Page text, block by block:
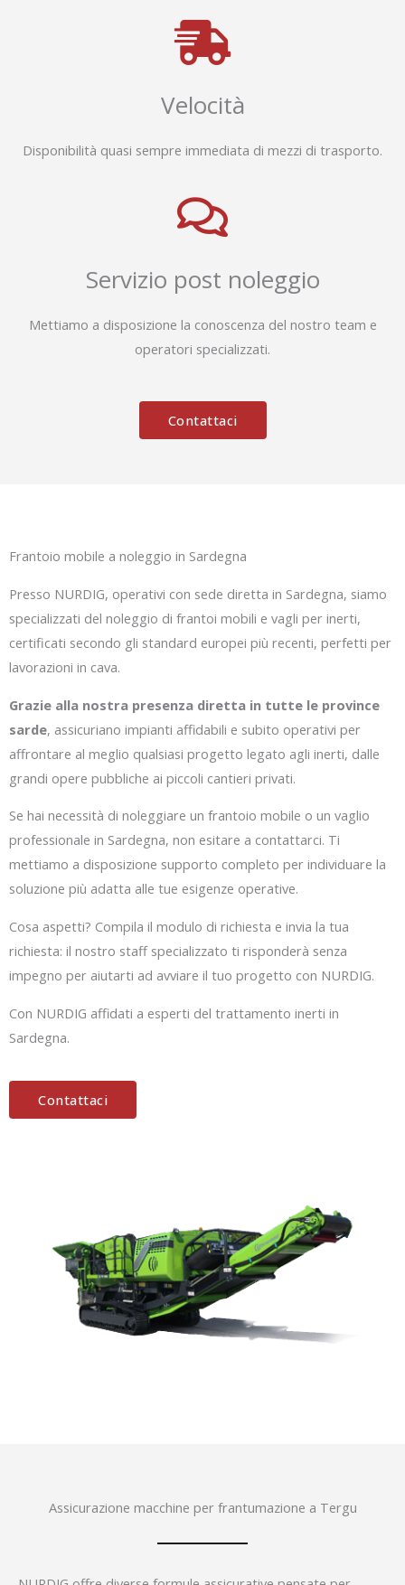
Velocità
Disponibilità quasi sempre immediata di mezzi di trasporto.
Servizio post noleggio
Mettiamo a disposizione la conoscenza del nostro team e
operatori specializzati.
Contattaci
Frantoio mobile a noleggio in Sardegna
Presso NURDIG, operativi con sede diretta in Sardegna, siamo
specializzati del noleggio di frantoi mobili e vagli per inerti,
certificati secondo gli standard europei più recenti, perfetti per
lavorazioni in cava.
Grazie alla nostra presenza diretta in tutte le province
sarde, assicuriano impianti affidabili e subito operativi per
affrontare al meglio qualsiasi progetto legato agli inerti, dalle
grandi opere pubbliche ai piccoli cantieri privati.
Se hai necessità di noleggiare un frantoio mobile o un vaglio
professionale in Sardegna, non esitare a contattarci. Ti
mettiamo a disposizione supporto completo per individuare la
soluzione più adatta alle tue esigenze operative.
Cosa aspetti? Compila il modulo di richiesta e invia la tua
richiesta: il nostro staff specializzato ti risponderà senza
impegno per aiutarti ad avviare il tuo progetto con NURDIG.
Con NURDIG affidati a esperti del trattamento inerti in
Sardegna.
Contattaci
Assicurazione macchine per frantumazione a Tergu